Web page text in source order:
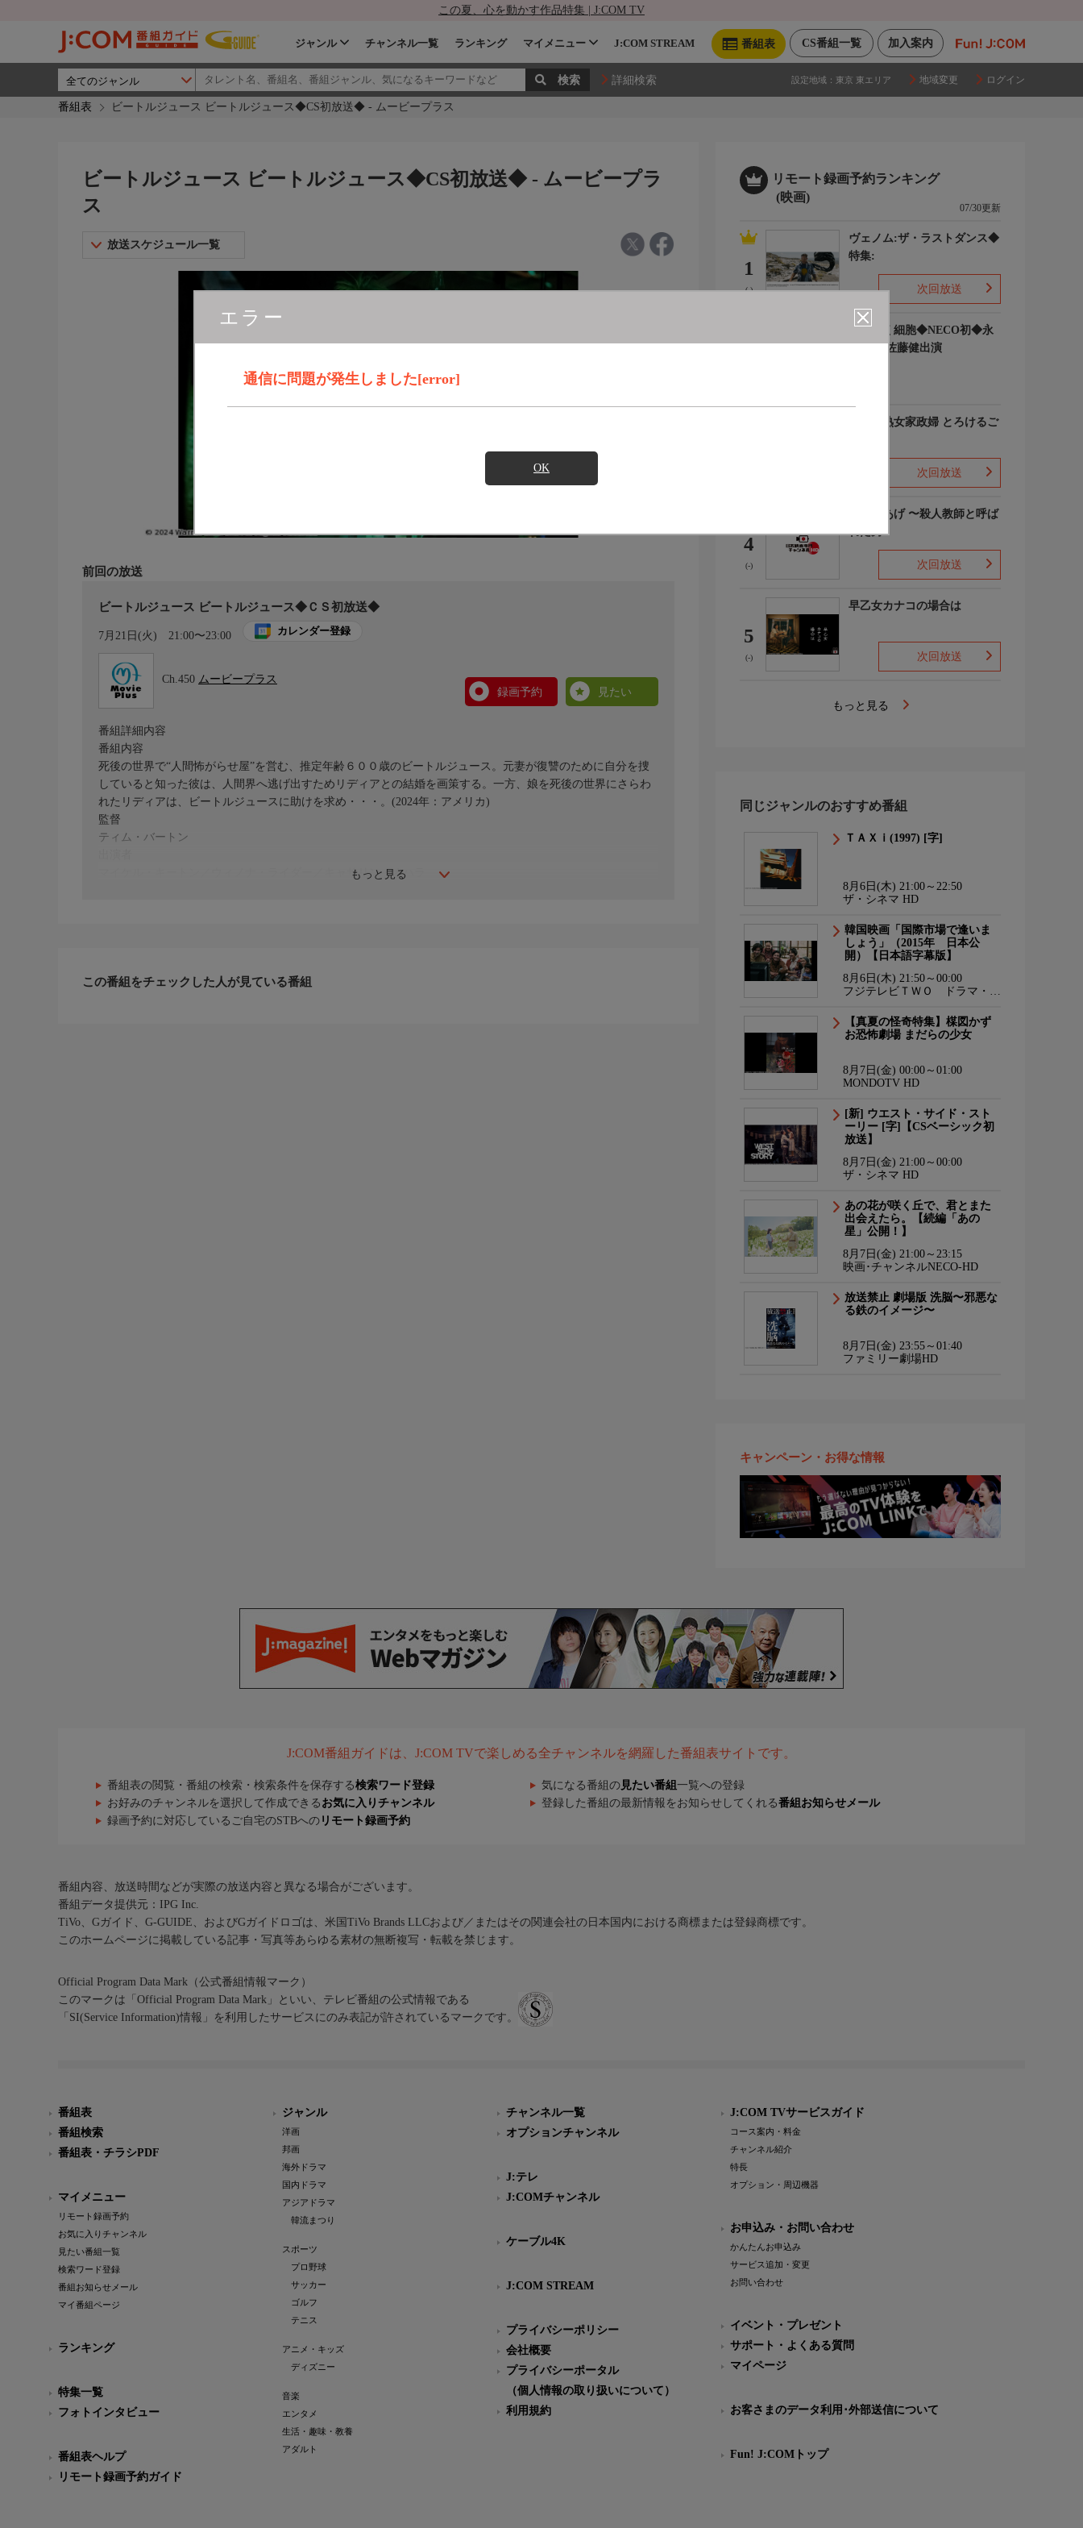
この夏、心を動かす作品特集 | J:COM TV
加入案内
CS番組一覧
番組表
ジャンル チャンネル一覧 ランキング マイメニュー J:COM STREAM
詳細検索 設定地域： 東京 東エリア 地域変更 ログイン
番組表 ビートルジュース ビートルジュース◆CS初放送◆ - ムービープラス
エラー
通信に問題が発生しました[error]
OK
ビートルジュース ビートルジュース◆CS初放送◆ - ムービープラ
ス
放送スケジュール一覧
前回の放送
ビートルジュース ビートルジュース◆ＣＳ初放送◆
7月21日(火) 21:00〜23:00 カレンダー登録
Ch.450 ムービープラス
録画予約
見たい
もっと見る
番組詳細内容
番組内容
死後の世界で“人間怖がらせ屋”を営む、推定年齢６００歳のビートルジュース。元妻が復讐のために自分を捜
していると知った彼は、人間界へ逃げ出すためリディアとの結婚を画策する。一方、娘を死後の世界にさらわ
れたリディアは、ビートルジュースに助けを求め・・・。(2024年：アメリカ)
監督
ティム・バートン
マイケル・キートン／ウィノナ・ライダー／キャサリン・オハラ
この番組をチェックした人が見ている番組
リモート録画予約ランキング
(映画)
07/30更新
1
(-)
ヴェノム:ザ・ラストダンス◆
特集:
次回放送
はたらく細胞◆NECO初◆永
野芽郁 佐藤健出演
愛しの熟女家政婦 とろけるご
次回放送
4
(-)
でっちあげ 〜殺人教師と呼ば
れた男
次回放送
5
(-)
早乙女カナコの場合は
次回放送
もっと見る
同じジャンルのおすすめ番組
ＴＡＸｉ(1997) [字]
8月6日(木) 21:00～22:50
ザ・シネマ HD
韓国映画「国際市場で逢いま
しょう」（2015年 日本公
開）【日本語字幕版】
8月6日(木) 21:50～00:00
フジテレビＴＷＯ ドラマ・ア
【真夏の怪奇特集】楳図かず
お恐怖劇場 まだらの少女
8月7日(金) 00:00～01:00
MONDOTV HD
[新] ウエスト・サイド・スト
ーリー [字]【CSベーシック初
放送】
8月7日(金) 21:00～00:00
ザ・シネマ HD
あの花が咲く丘で、君とまた
出会えたら。【続編「あの
星」公開！】
8月7日(金) 21:00～23:15
映画･チャンネルNECO-HD
放送禁止 劇場版 洗脳〜邪悪な
る鉄のイメージ〜
8月7日(金) 23:55～01:40
ファミリー劇場HD
キャンペーン・お得な情報
J:COM番組ガイドは、J:COM TVで楽しめる全チャンネルを網羅した番組表サイトです。
番組表の閲覧・番組の検索・検索条件を保存する検索ワード登録 気になる番組の 見たい番組 一覧への登録
お好みのチャンネルを選択して作成できる お気に入りチャンネル 登録した番組の最新情報をお知らせしてくれる番組お知らせメール
録画予約に対応しているご自宅のSTBへの リモート録画予約
番組内容、放送時間などが実際の放送内容と異なる場合がございます。
番組データ提供元：IPG Inc.
TiVo、Gガイド、G-GUIDE、およびGガイドロゴは、米国TiVo Brands LLCおよび／またはその関連会社の日本国内における商標または登録商標です。
このホームページに掲載している記事・写真等あらゆる素材の無断複写・転載を禁じます。
Official Program Data Mark（公式番組情報マーク）
このマークは「Official Program Data Mark」といい、テレビ番組の公式情報である
「SI(Service Information)情報」を利用したサービスにのみ表記が許されているマークです。
番組表
番組検索
番組表・チラシPDF
マイメニュー
リモート録画予約
お気に入りチャンネル
見たい番組一覧
検索ワード登録
番組お知らせメール
マイ番組ページ
ランキング
特集一覧
フォトインタビュー
番組表ヘルプ
リモート録画予約ガイド
ジャンル
洋画
邦画
海外ドラマ
国内ドラマ
アジアドラマ
韓流まつり
スポーツ
プロ野球
サッカー
ゴルフ
テニス
アニメ・キッズ
ディズニー
音楽
エンタメ
生活・趣味・教養
アダルト
チャンネル一覧
オプションチャンネル
J:テレ
J:COMチャンネル
ケーブル4K
J:COM STREAM
プライバシーポリシー
会社概要
プライバシーポータル
（個人情報の取り扱いについて）
利用規約
J:COM TVサービスガイド
コース案内・料金
チャンネル紹介
特長
オプション・周辺機器
お申込み・お問い合わせ
かんたんお申込み
サービス追加・変更
お問い合わせ
イベント・プレゼント
サポート・よくある質問
マイページ
お客さまのデータ利用･外部送信について
Fun! J:COMトップ